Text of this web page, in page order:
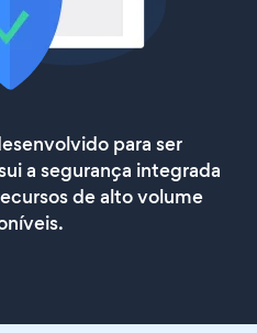
para ser
a segurança integrada
de alto volume